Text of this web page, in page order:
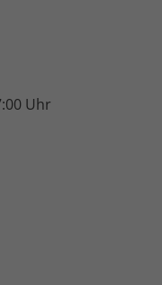
Uhr